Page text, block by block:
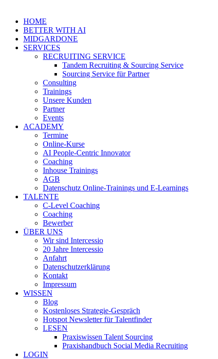
HOME
BETTER WITH AI
MIDGARDONE
SERVICES
RECRUITING SERVICE
Tandem Recruiting & Sourcing Service
Sourcing Service für Partner
Consulting
Trainings
Unsere Kunden
Partner
Events
ACADEMY
Termine
Online-Kurse
AI People-Centric Innovator
Coaching
Inhouse Trainings
AGB
Datenschutz Online-Trainings und E-Learnings
TALENTE
C-Level Coaching
Coaching
Bewerber
ÜBER UNS
Wir sind Intercessio
20 Jahre Intercessio
Anfahrt
Datenschutzerklärung
Kontakt
Impressum
WISSEN
Blog
Kostenloses Strategie-Gespräch
Hotspot Newsletter für Talentfinder
LESEN
Praxiswissen Talent Sourcing
Praxishandbuch Social Media Recruiting
LOGIN